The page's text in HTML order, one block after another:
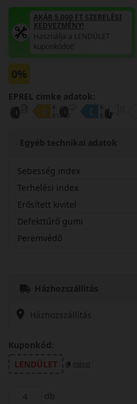
AKÁR 5.000 FT SZERELÉSI
KEDVEZMÉNY!
Használja a LENDÜLET
kuponkódot!
0%
EPREL cimke adatok:
Egyéb technikai adatok
Sebesség index
Terhelési index
Erősített kivitel
Defekttűrő gumi
Peremvédő
Házhozszállítás
Házhozszállítás
Kuponkód:
LENDÜLET
másol
db